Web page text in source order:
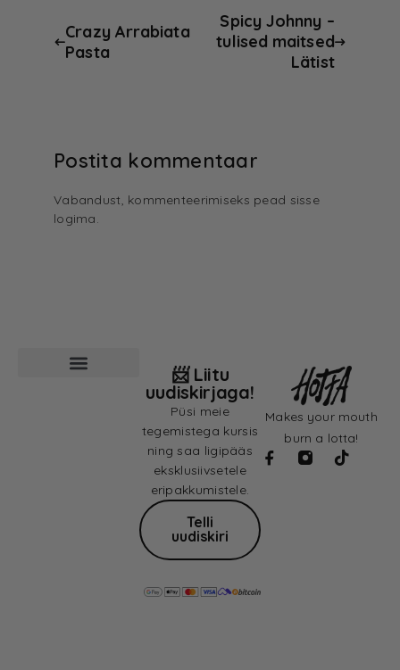
Crazy Arrabiata
Pasta
Spicy Johnny –
tulised maitsed
Lätist
Postita kommentaar
Vabandust, kommenteerimiseks pead sisse
logima.
Makes your mouth
burn a lotta!
📨 Liitu
uudiskirjaga!
Püsi meie
tegemistega kursis
ning saa ligipääs
eksklusiivsetele
eripakkumistele.
Telli
uudiskiri